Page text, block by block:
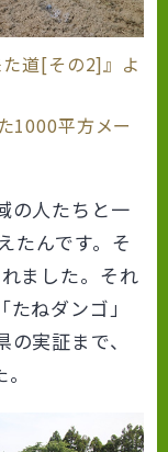
道[その2]』よ
1000平方メー
の人たちと一
たんです。そ
ました。それ
ねダンゴ」
実証まで、